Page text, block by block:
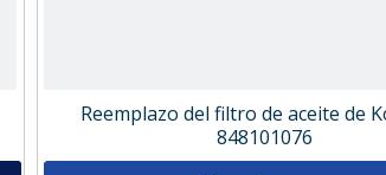
Reemplazo del filtro de aceite de
848101076